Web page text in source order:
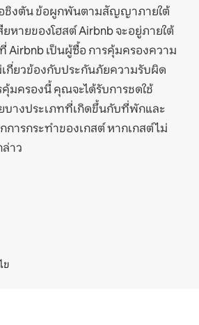
อชิงตัน ข้อผูกพันตามสัญญาภายใต้
หายของโฮสต์ Airbnb จะอยู่ภายใต้
Airbnb เป็นผู้ซื้อ การคุ้มครองความ
เกี่ยวข้องกับประกันภัยความรับผิด
คุ้มครองนี้ คุณจะได้รับการชดใช้
บางประเภทที่เกิดขึ้นกับที่พักและ
ารกระทำของเกสต์ หากเกสต์ไม่
าว
ข